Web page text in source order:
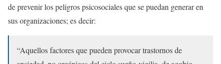
de prevenir los peligros psicosociales que se puedan generar en
sus organizaciones; es decir:
“Aquellos factores que pueden provocar trastornos de